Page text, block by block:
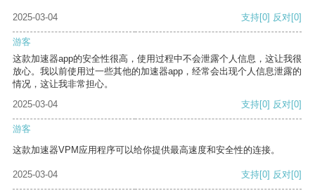
2025-03-04 支持[0] 反对[0]
游客
这款加速器app的安全性很高，使用过程中不会泄露个人信息，这让我很
放心。我以前使用过一些其他的加速器app，经常会出现个人信息泄露的
情况，这让我非常担心。
2025-03-04
支持[0] 反对[0]
游客
这款加速器VPM应用程序可以给你提供最高速度和安全性的连接。
2025-03-04 支持[0] 反对[0]